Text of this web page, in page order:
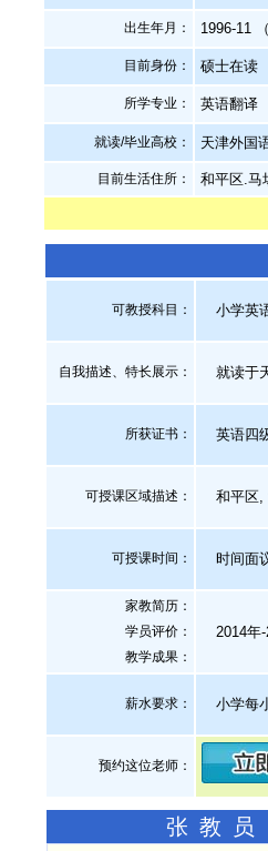
出生年月： 1996-11
目前身份： 硕士在读
所学专业： 英语翻译
就读/毕业高校： 天津外国
目前生活住所： 和平区.马
可教授科目： 小学英
自我描述、特长展示 ： 就读于
所获证书 ： 英语四
可授课区域描述： 和平区,
可授课时间： 时间面
家教简历：
学员评价：
教学成果：
2014年-
薪水要求： 小学每
预约这位老师：
张教